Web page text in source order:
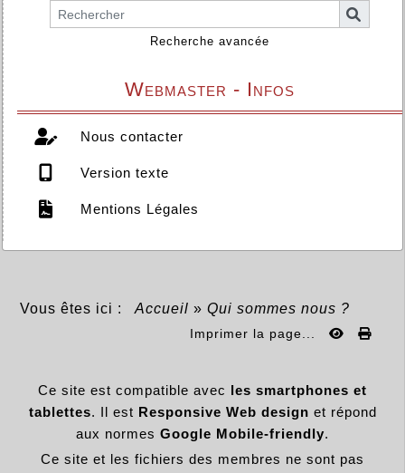
Recherche avancée
Webmaster - Infos
Nous contacter
Version texte
Mentions Légales
Vous êtes ici : Accueil » Qui sommes nous ?
Imprimer la page...
Ce site est compatible avec les smartphones et
tablettes. Il est Responsive Web design et répond
aux normes Google Mobile-friendly.
Ce site et les fichiers des membres ne sont pas